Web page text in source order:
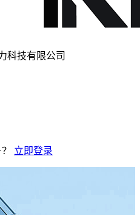
科技有限公司
立即登录